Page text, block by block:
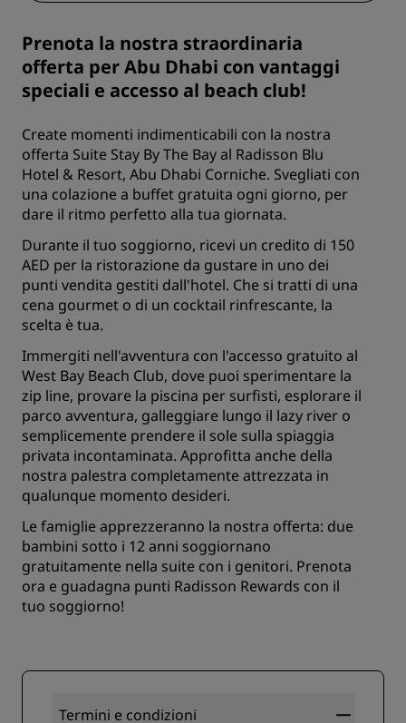
Prenota la nostra straordinaria
offerta per Abu Dhabi con vantaggi
speciali e accesso al beach club!
Create momenti indimenticabili con la nostra
offerta Suite Stay By The Bay al Radisson Blu
Hotel & Resort, Abu Dhabi Corniche. Svegliati con
una colazione a buffet gratuita ogni giorno, per
dare il ritmo perfetto alla tua giornata.
Durante il tuo soggiorno, ricevi un credito di 150
AED per la ristorazione da gustare in uno dei
punti vendita gestiti dall'hotel. Che si tratti di una
cena gourmet o di un cocktail rinfrescante, la
scelta è tua.
Immergiti nell'avventura con l'accesso gratuito al
West Bay Beach Club, dove puoi sperimentare la
zip line, provare la piscina per surfisti, esplorare il
parco avventura, galleggiare lungo il lazy river o
semplicemente prendere il sole sulla spiaggia
privata incontaminata. Approfitta anche della
nostra palestra completamente attrezzata in
qualunque momento desideri.
Le famiglie apprezzeranno la nostra offerta: due
bambini sotto i 12 anni soggiornano
gratuitamente nella suite con i genitori. Prenota
ora e guadagna punti Radisson Rewards con il
tuo soggiorno!
Termini e condizioni